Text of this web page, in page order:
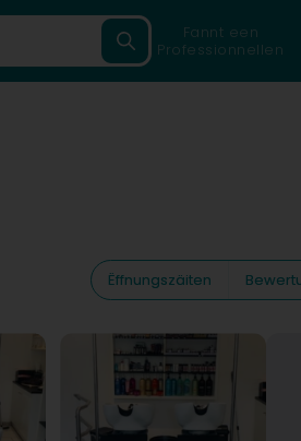
Fannt een
Professionnellen
Ëffnungszäiten